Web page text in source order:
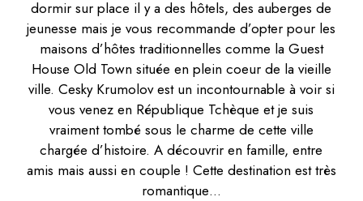
dormir sur place il y a des hôtels, des auberges de
jeunesse mais je vous recommande d’opter pour les
maisons d’hôtes traditionnelles comme la Guest
House Old Town située en plein coeur de la vieille
ville. Cesky Krumolov est un incontournable à voir si
vous venez en République Tchèque et je suis
vraiment tombé sous le charme de cette ville
chargée d’histoire. A découvrir en famille, entre
amis mais aussi en couple ! Cette destination est très
romantique…